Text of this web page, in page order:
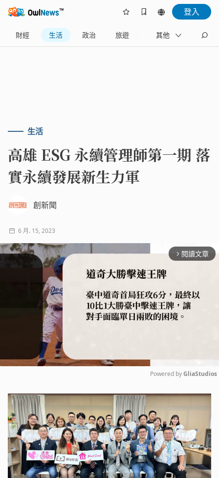
登入
財經 生活 政治 旅遊 體育
其他
生活
高雄 ESG 永續管理師第一期 落
實永續發展新生力軍
創新聞
6 月. 15, 2023
arrow_forward_ios 閱讀文章
Mute
Powered by GliaStudios